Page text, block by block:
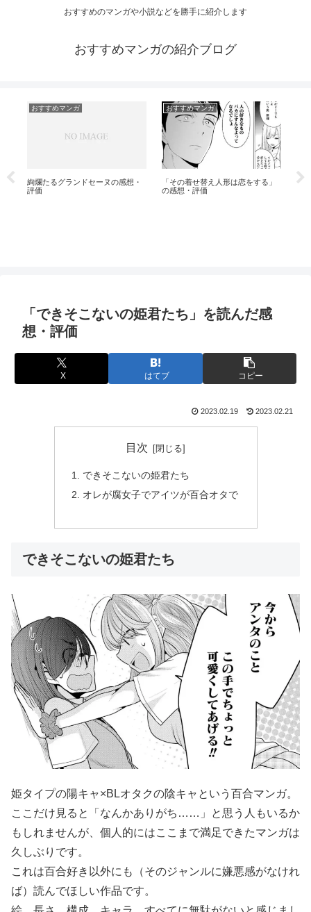
おすすめのマンガや小説などを勝手に紹介します
おすすめマンガの紹介ブログ
恋をする」
おすすめマンガ
アオアシが完結してしまったので
おすすめマンガ
BUNGO―ブンゴ―の感想・評価
「できそこないの姫君たち」を読んだ感
想・評価
X はてブ コピー
2023.02.19 2023.02.21
目次
できそこないの姫君たち
オレが腐女子でアイツが百合オタで
できそこないの姫君たち
姫タイプの陽キャ×BLオタクの陰キャという百合マンガ。
ここだけ見ると「なんかありがち……」と思う人もいるか
もしれませんが、個人的にはここまで満足できたマンガは
久しぶりです。
これは百合好き以外にも（そのジャンルに嫌悪感がなけれ
ば）読んでほしい作品です。